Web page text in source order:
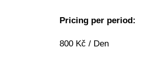
Pricing per period:
800 Kč / Den